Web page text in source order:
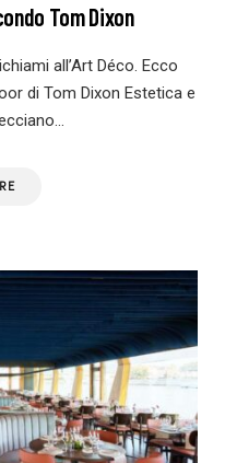
Tom Dixon
all’Art Déco. Ecco
di Tom Dixon Estetica e